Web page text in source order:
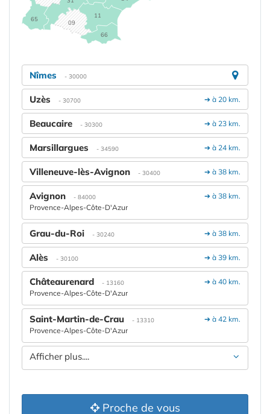
09
11
65
66
Nîmes - 30000
➔ à 20 km.
Uzès - 30700
➔ à 23 km.
Beaucaire - 30300
➔ à 24 km.
Marsillargues - 34590
➔ à 38 km.
Villeneuve-lès-Avignon - 30400
➔ à 38 km.
Avignon - 84000
Provence-Alpes-Côte-D'Azur
➔ à 38 km.
Grau-du-Roi - 30240
➔ à 39 km.
Alès - 30100
➔ à 40 km.
Châteaurenard - 13160
Provence-Alpes-Côte-D'Azur
➔ à 42 km.
Saint-Martin-de-Crau - 13310
Provence-Alpes-Côte-D'Azur
Afficher plus....
Proche de vous